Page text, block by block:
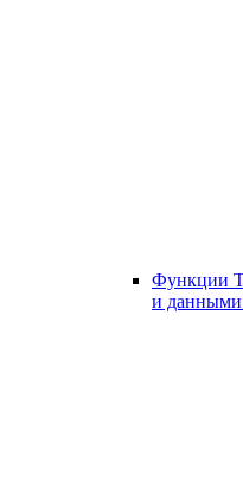
Функции
и данными